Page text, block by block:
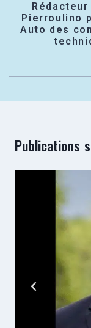
Pierroulino
Auto des
Publications